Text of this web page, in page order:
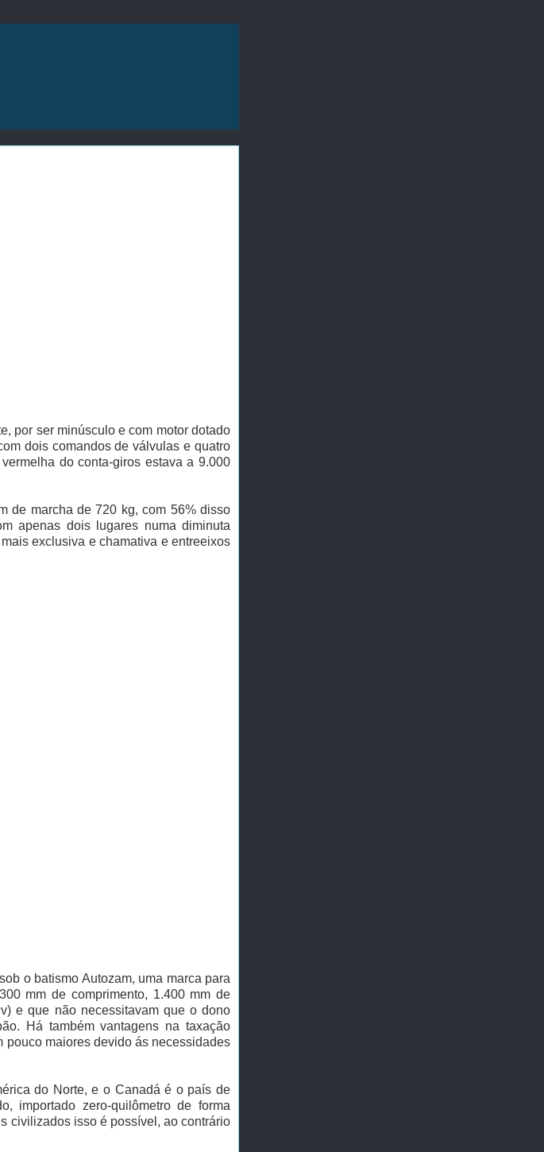
por ser minúsculo e com motor dotado
dois comandos de válvulas e quatro
do conta-giros estava a 9.000
de marcha de 720 kg, com 56% disso
apenas dois lugares numa diminuta
exclusiva e chamativa e entreeixos
o batismo Autozam, uma marca para
mm de comprimento, 1.400 mm de
e que não necessitavam que o dono
Há também vantagens na taxação
pouco maiores devido ás necessidades
do Norte, e o Canadá é o país de
importado zero-quilômetro de forma
civilizados isso é possível, ao contrário